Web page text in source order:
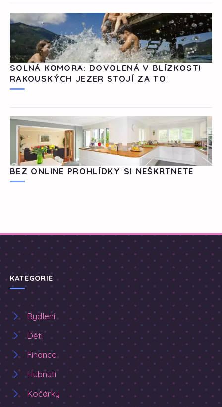
SOLNÁ KOMORA: DOVOLENÁ V BLÍZKOSTI
RAKOUSKÝCH JEZER STOJÍ ZA TO!
BEZ ONLINE PROHLÍDKY SI NEŠKRTNETE
KATEGORIE
Bydlení
Děti
Finance
Hubnutí
Kočárky